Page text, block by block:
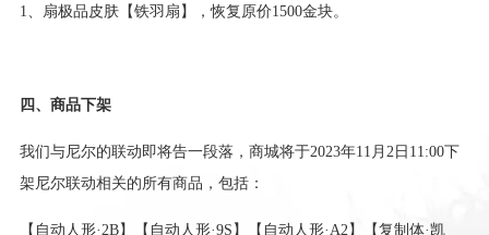
1、扇极品皮肤【铁羽扇】，恢复原价1500金块。
四、商品下架
我们与尼尔的联动即将告一段落，商城将于2023年11月2日11:00下
架尼尔联动相关的所有商品，包括：
【自动人形·2B】【自动人形·9S】【自动人形·A2】【复制体·凯